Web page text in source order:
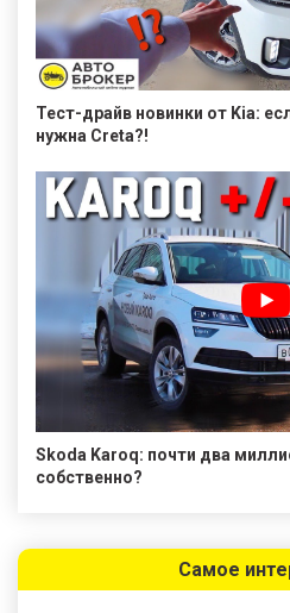
Тест-драйв новинки от Kia:
нужна Creta?!
Skoda Karoq: почти два
собственно?
Самое